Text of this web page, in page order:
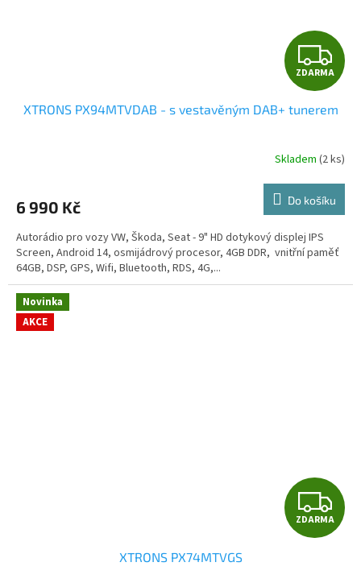
Z
D
A
R
M
A
ZDARMA
XTRONS PX94MTVDAB - s vestavěným DAB+ tunerem
je
z
5
hvězdiček.
Skladem(2 ks)
6 990 Kč Do košíku
Autorádio pro vozy VW, Škoda, Seat - 9" HD dotykový displej IPS
Screen, Android 14, osmijádrový procesor, 4GB DDR, vnitřní paměť
64GB, DSP, GPS, Wifi, Bluetooth, RDS, 4G,...
Novinka
AKCE
Z
D
ZDARMA
XTRONS PX74MTVGS